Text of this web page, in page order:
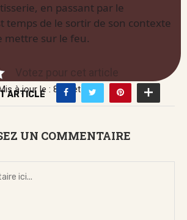
à jour le : 8 juillet 2026
en passant par le
temps de le sortir de son contexte
mettre sur le feu.
Votez pour cet article
ARTICLE
UN COMMENTAIRE